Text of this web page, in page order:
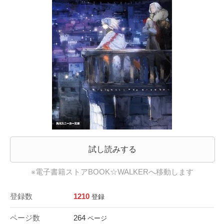
試し読みする
※電子書籍ストアBOOK☆WALKERへ移動します
登録数 1210 登録
ページ数 264 ページ